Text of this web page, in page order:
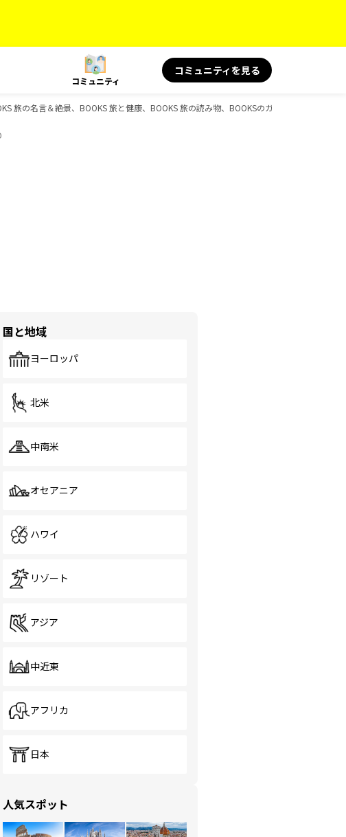
コミュニティ
コミュニティを見る
の名言＆絶景、BOOKS 旅と健康、BOOKS 旅の読み物、BOOKSのガイドブック一覧
国と地域
ヨーロッパ
北米
中南米
オセアニア
ハワイ
リゾート
アジア
中近東
アフリカ
日本
人気スポット